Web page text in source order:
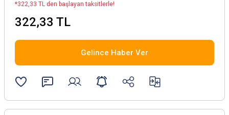
*322,33 TL den başlayan taksitlerle!
322,33 TL
Gelince Haber Ver